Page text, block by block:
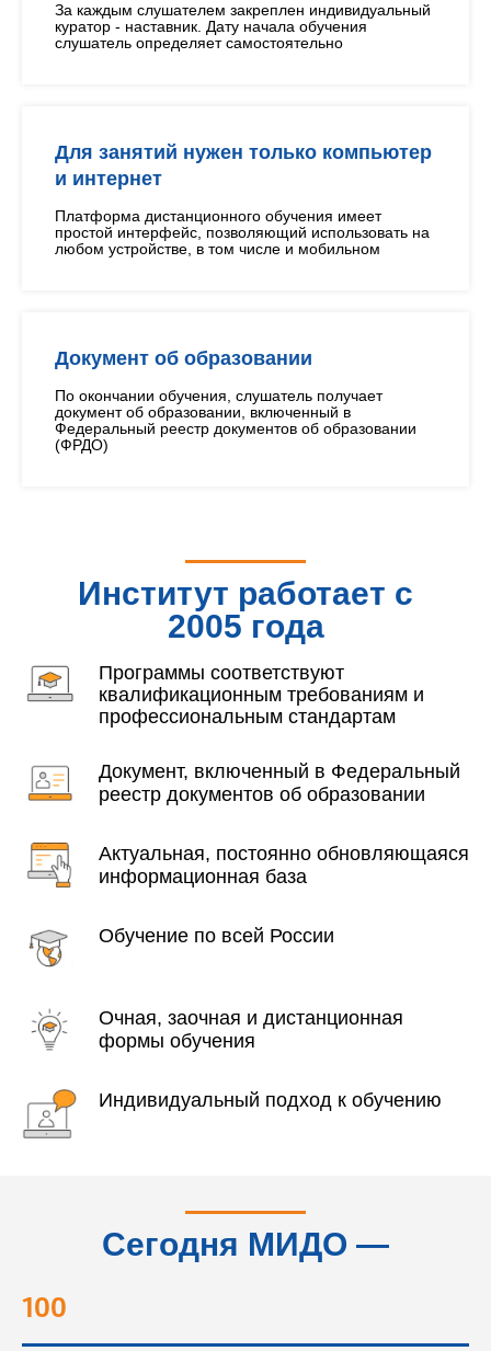
За каждым слушателем закреплен индивидуальный
куратор - наставник. Дату начала обучения
слушатель определяет самостоятельно
Для занятий нужен только компьютер
и интернет
Платформа дистанционного обучения имеет
простой интерфейс, позволяющий использовать на
любом устройстве, в том числе и мобильном
Документ об образовании
По окончании обучения, слушатель получает
документ об образовании, включенный в
Федеральный реестр документов об образовании
(ФРДО)
Институт работает с
2005 года
Программы соответствуют
квалификационным требованиям и
профессиональным стандартам
Документ, включенный в Федеральный
реестр документов об образовании
Актуальная, постоянно обновляющаяся
информационная база
Обучение по всей России
Очная, заочная и дистанционная
формы обучения
Индивидуальный подход к обучению
Сегодня МИДО —
100